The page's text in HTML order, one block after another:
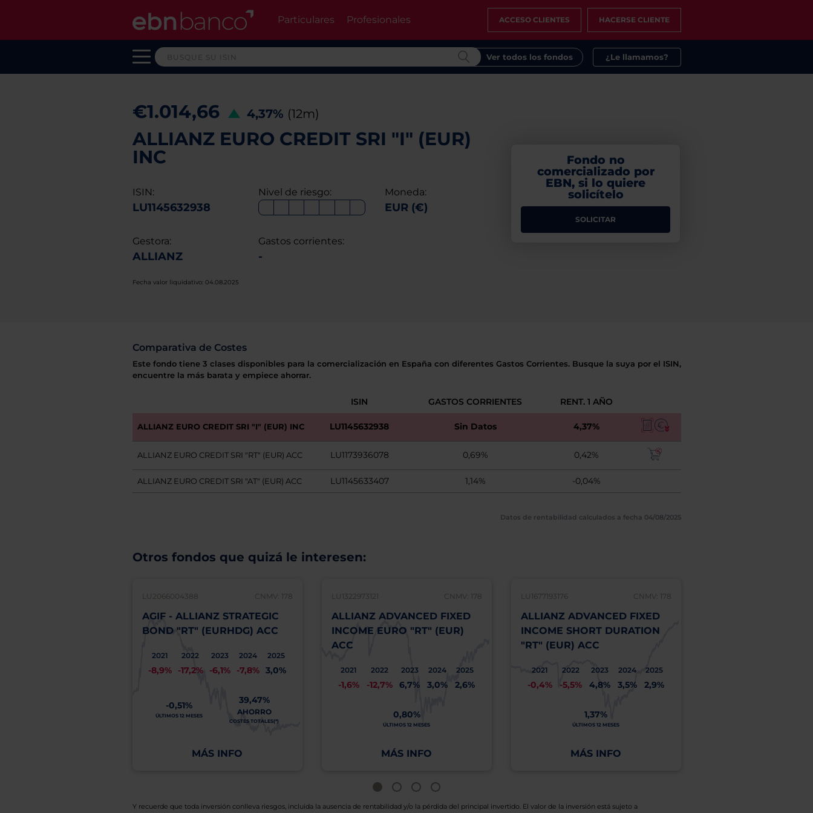
Particulares Profesionales ACCESO CLIENTES HACERSE CLIENTE
Ver todos los fondos ¿Le llamamos?
€1.014,66 4,37% (12m)
ALLIANZ EURO CREDIT SRI "I" (EUR)
INC
ISIN:
LU1145632938
Nivel de riesgo: Moneda:
EUR (€)
Gestora:
ALLIANZ
Gastos corrientes:
-
Fecha valor liquidativo: 04.08.2025
Fondo no
comercializado por
EBN, si lo quiere
solicítelo
SOLICITAR
Comparativa de Costes
Este fondo tiene 3 clases disponibles para la comercialización en España con diferentes Gastos Corrientes. Busque la suya por el ISIN,
encuentre la más barata y empiece ahorrar.
ISIN GASTOS CORRIENTES RENT. 1 AÑO
ALLIANZ EURO CREDIT SRI "I" (EUR) INC LU1145632938 Sin Datos 4,37%
ALLIANZ EURO CREDIT SRI "RT" (EUR) ACC LU1173936078 0,69% 0,42%
ALLIANZ EURO CREDIT SRI "AT" (EUR) ACC LU1145633407 1,14% -0,04%
Datos de rentabilidad calculados a fecha 04/08/2025
Otros fondos que quizá le interesen:
LU2066004388 CNMV: 178
AGIF - ALLIANZ STRATEGIC
BOND "RT" (EURHDG) ACC
2021
-8,9%
2022
-17,2%
2023
-6,1%
2024
-7,8%
2025
3,0%
-0,51%
ÚLTIMOS 12 MESES
39,47%
AHORRO
COSTES TOTALES(*)
MÁS INFO
LU1322973121 CNMV: 178
ALLIANZ ADVANCED FIXED
INCOME EURO "RT" (EUR)
ACC
2021
-1,6%
2022
-12,7%
2023
6,7%
2024
3,0%
2025
2,6%
0,80%
ÚLTIMOS 12 MESES
MÁS INFO
LU1677193176 CNMV: 178
ALLIANZ ADVANCED FIXED
INCOME SHORT DURATION
"RT" (EUR) ACC
2021
-0,4%
2022
-5,5%
2023
4,8%
2024
3,5%
2025
2,9%
1,37%
ÚLTIMOS 12 MESES
MÁS INFO
Y recuerde que toda inversión conlleva riesgos, incluida la ausencia de rentabilidad y/o la pérdida del principal invertido. El valor de la inversión está sujeto a